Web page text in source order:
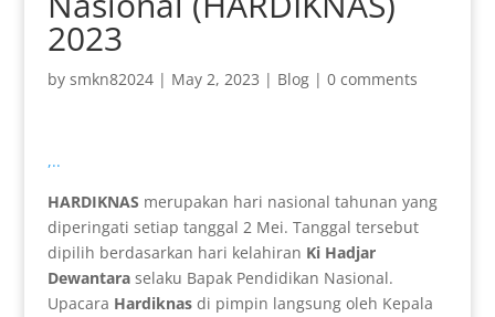
2023
by smkn82024| May 2, 2023 | Blog| 0 comments
,..
HARDIKNAS merupakan hari nasional tahunan yang
diperingati setiap tanggal 2 Mei. Tanggal tersebut
dipilih berdasarkan hari kelahiran Ki Hadjar
Dewantaraselaku Bapak Pendidikan Nasional.
Upacara Hardiknas di pimpin langsung oleh Kepala